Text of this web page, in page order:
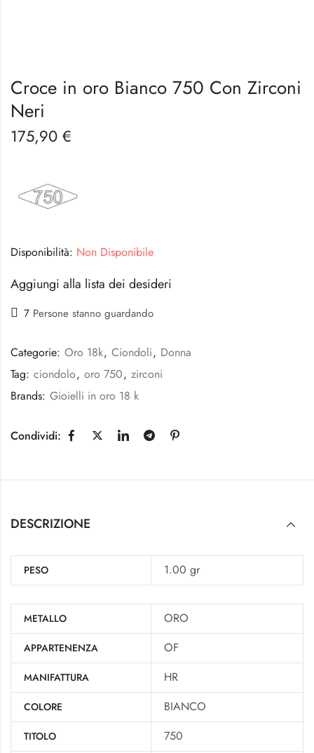
Croce in oro Bianco 750 Con Zirconi
Neri
175,90 €
Disponibilità: Non Disponibile
Aggiungi alla lista dei desideri
7 Persone stanno guardando
Categorie: Oro 18k, Ciondoli, Donna
Tag: ciondolo, oro 750, zirconi
Brands: Gioielli in oro 18 k
Condividi:
DESCRIZIONE
PESO 1.00 gr
METALLO ORO
APPARTENENZA OF
MANIFATTURA HR
COLORE BIANCO
TITOLO 750